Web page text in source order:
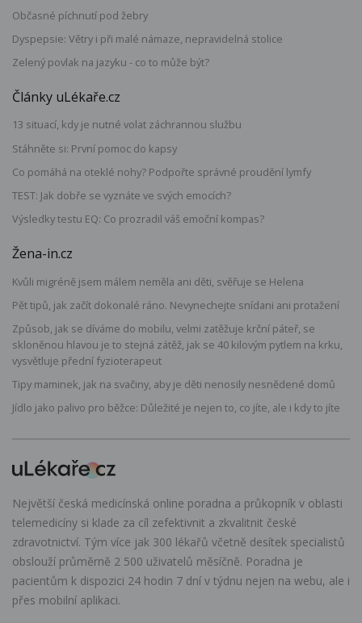
Občasné píchnutí pod žebry
Dyspepsie: Větry i při malé námaze, nepravidelná stolice
Zelený povlak na jazyku - co to může být?
Články uLékaře.cz
13 situací, kdy je nutné volat záchrannou službu
Stáhněte si: První pomoc do kapsy
Co pomáhá na oteklé nohy? Podpořte správné proudění lymfy
TEST: Jak dobře se vyznáte ve svých emocích?
Výsledky testu EQ: Co prozradil váš emoční kompas?
Žena-in.cz
Kvůli migréně jsem málem neměla ani děti, svěřuje se Helena
Pět tipů, jak začít dokonalé ráno. Nevynechejte snídani ani protažení
Způsob, jak se díváme do mobilu, velmi zatěžuje krční páteř, se
skloněnou hlavou je to stejná zátěž, jak se 40 kilovým pytlem na krku,
vysvětluje přední fyzioterapeut
Tipy maminek, jak na svačiny, aby je děti nenosily nesnědené domů
Jídlo jako palivo pro běžce: Důležité je nejen to, co jíte, ale i kdy to jíte
Největší česká medicínská online poradna a průkopník v oblasti
telemedicíny si klade za cíl zefektivnit a zkvalitnit české
zdravotnictví. Tým více jak 300 lékařů včetně desítek specialistů
obslouží průměrně 2 500 uživatelů měsíčně. Poradna je
pacientům k dispozici 24 hodin 7 dní v týdnu nejen na webu, ale i
přes mobilní aplikaci.